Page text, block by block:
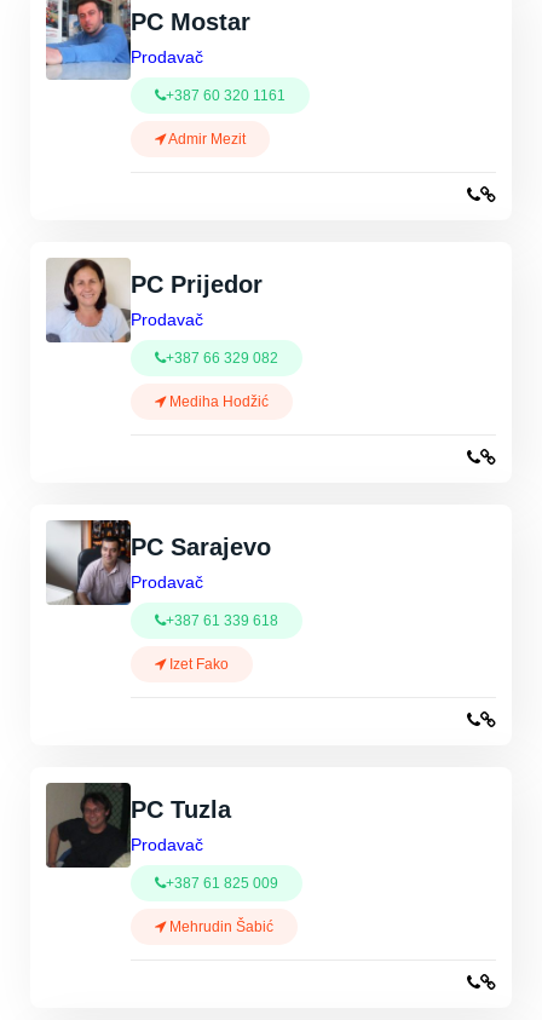
PC Mostar
Prodavač
+387 60 320 1161
Admir Mezit
PC Prijedor
Prodavač
+387 66 329 082
Mediha Hodžić
PC Sarajevo
Prodavač
+387 61 339 618
Izet Fako
PC Tuzla
Prodavač
+387 61 825 009
Mehrudin Šabić